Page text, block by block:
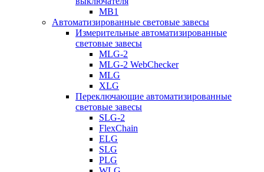
MB1
Автоматизированные световые завесы
Измерительные автоматизированные
световые завесы
MLG-2
MLG-2 WebChecker
MLG
XLG
Переключающие автоматизированные
световые завесы
SLG-2
FlexChain
ELG
SLG
PLG